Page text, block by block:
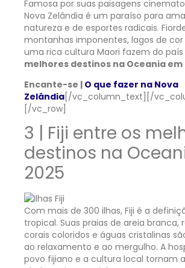
Famosa por suas paisagens
Nova Zelândia é um paraíso para
natureza e de esportes radicais.
montanhas imponentes, lagos de
uma rica cultura Maori fazem do
melhores destinos na Oceania em
Encante-se | O que fazer na Nova
Zelândia[/vc_column_text][/
[/vc_row]
3 | Fiji entre os
destinos na
2025
Com mais de 300 ilhas, Fiji é a
tropical. Suas praias de areia branca,
corais coloridos e águas cristalinas
ao relaxamento e ao mergulho. A
povo fijiano e a cultura local tornam